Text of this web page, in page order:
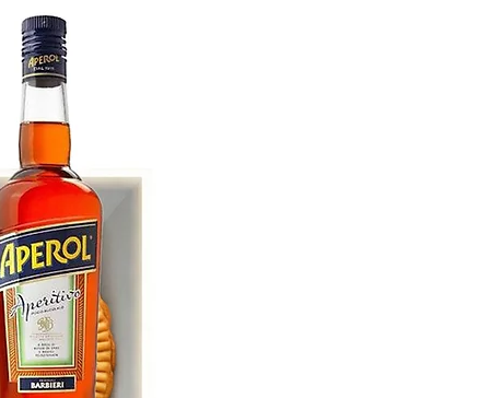
je nach Gerät variieren.
die Garzeit entsprechend